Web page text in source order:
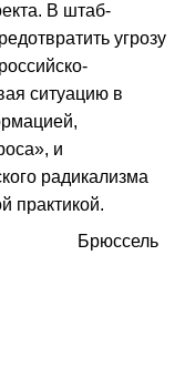
В штаб-
угрозу
ситуацию в
и
радикализма
практикой.
Брюссель